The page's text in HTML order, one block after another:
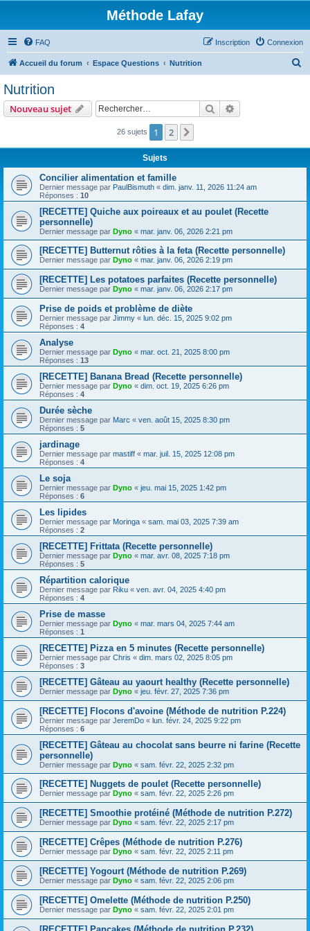
Méthode Lafay
FAQ Connexion
Inscription
Accueil du forum Espace Questions Nutrition
Nutrition
Nouveau sujet Rechercher
26 sujets 1 2
Sujets
Concilier alimentation et famille
Dernier message par PaulBismuth « dim. janv. 11, 2026 11:24 am
Réponses : 10
[RECETTE] Quiche aux poireaux et au poulet (Recette
personnelle)
Dernier message par Dyno « mar. janv. 06, 2026 2:21 pm
[RECETTE] Butternut rôties à la feta (Recette personnelle)
Dernier message par Dyno « mar. janv. 06, 2026 2:19 pm
[RECETTE] Les potatoes parfaites (Recette personnelle)
Dernier message par Dyno « mar. janv. 06, 2026 2:17 pm
Prise de poids et problème de diète
Dernier message par Jimmy « lun. déc. 15, 2025 9:02 pm
Réponses : 4
Analyse
Dernier message par Dyno « mar. oct. 21, 2025 8:00 pm
Réponses : 13
[RECETTE] Banana Bread (Recette personnelle)
Dernier message par Dyno « dim. oct. 19, 2025 6:26 pm
Réponses : 4
Durée sèche
Dernier message par Marc « ven. août 15, 2025 8:30 pm
Réponses : 5
jardinage
Dernier message par mastiff « mar. juil. 15, 2025 12:08 pm
Réponses : 4
Le soja
Dernier message par Dyno « jeu. mai 15, 2025 1:42 pm
Réponses : 6
Les lipides
Dernier message par Moringa « sam. mai 03, 2025 7:39 am
Réponses : 2
[RECETTE] Frittata (Recette personnelle)
Dernier message par Dyno « mar. avr. 08, 2025 7:18 pm
Réponses : 5
Répartition calorique
Dernier message par Riku « ven. avr. 04, 2025 4:40 pm
Réponses : 4
Prise de masse
Dernier message par Dyno « mar. mars 04, 2025 7:44 am
Réponses : 1
[RECETTE] Pizza en 5 minutes (Recette personnelle)
Dernier message par Chris « dim. mars 02, 2025 8:05 pm
Réponses : 3
[RECETTE] Gâteau au yaourt healthy (Recette personnelle)
Dernier message par Dyno « jeu. févr. 27, 2025 7:36 pm
[RECETTE] Flocons d'avoine (Méthode de nutrition P.224)
Dernier message par JeremDo « lun. févr. 24, 2025 9:22 pm
Réponses : 6
[RECETTE] Gâteau au chocolat sans beurre ni farine (Recette
personnelle)
Dernier message par Dyno « sam. févr. 22, 2025 2:32 pm
[RECETTE] Nuggets de poulet (Recette personnelle)
Dernier message par Dyno « sam. févr. 22, 2025 2:26 pm
[RECETTE] Smoothie protéiné (Méthode de nutrition P.272)
Dernier message par Dyno « sam. févr. 22, 2025 2:17 pm
[RECETTE] Crêpes (Méthode de nutrition P.276)
Dernier message par Dyno « sam. févr. 22, 2025 2:11 pm
[RECETTE] Yogourt (Méthode de nutrition P.269)
Dernier message par Dyno « sam. févr. 22, 2025 2:06 pm
[RECETTE] Omelette (Méthode de nutrition P.250)
Dernier message par Dyno « sam. févr. 22, 2025 2:01 pm